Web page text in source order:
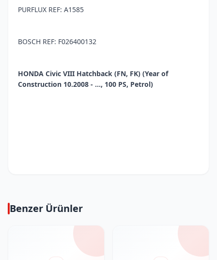
PURFLUX REF: A1585
BOSCH REF: F026400132
HONDA Civic VIII Hatchback (FN, FK) (Year of
Construction 10.2008 - ..., 100 PS, Petrol)
Benzer Ürünler